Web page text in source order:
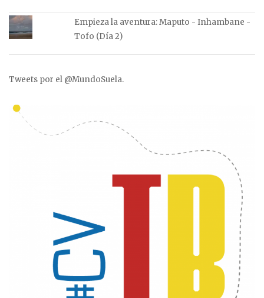
Empieza la aventura: Maputo - Inhambane -
Tofo (Día 2)
Tweets por el @MundoSuela.